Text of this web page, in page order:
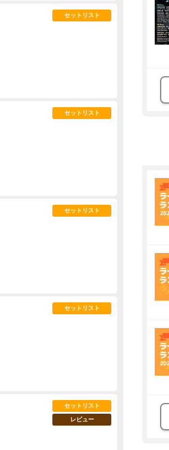
セットリスト
セットリスト
セットリスト
セットリスト
セットリスト
レビュー